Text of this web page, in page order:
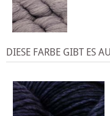
DIESE FARBE GIBT ES